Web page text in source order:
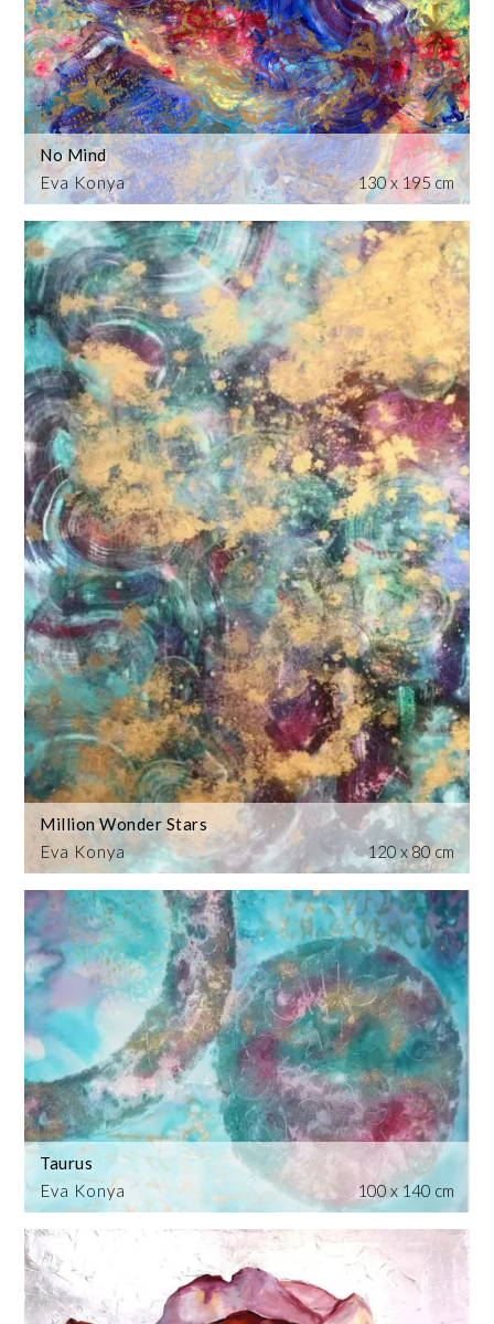
Eva Konya
No Mind
130 x 195 cm
Eva Konya
Million Wonder Stars
120 x 80 cm
Eva Konya
Taurus
100 x 140 cm